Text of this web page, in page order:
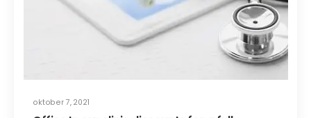
oktober 7, 2021